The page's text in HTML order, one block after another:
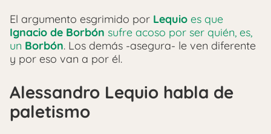
El argumento esgrimido por Lequio es que
Ignacio de Borbón sufre acoso por ser quién, es,
un Borbón. Los demás -asegura- le ven diferente
y por eso van a por él.
Alessandro Lequio habla de
paletismo